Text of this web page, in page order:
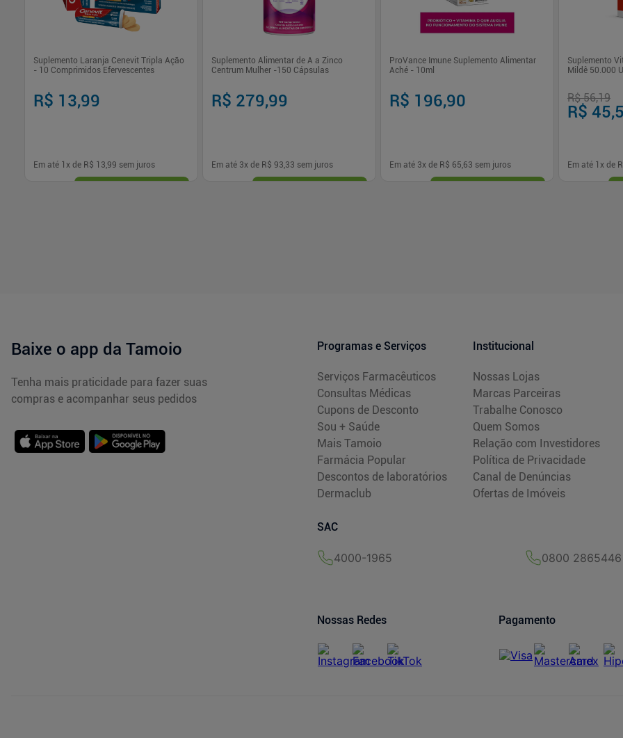
Suplemento Laranja Cenevit Tripla Ação
- 10 Comprimidos Efervescentes
R$ 13,99
Em até 1 x de R$ 13,99 sem juros
Suplemento Alimentar de A a Zinco
Centrum Mulher -150 Cápsulas
R$ 279,99
Em até 3x de R$ 93,33 sem juros
ProVance Imune Suplemento Alimentar
Aché - 10ml
R$ 196,90
Em até 3x de R$ 65,63 sem juros
Suplemento
Mildê 50.000
R$ 56,19
R$
Em até 1 x de
Baixe o app da Tamoio
Tenha mais praticidade para fazer suas
compras e acompanhar seus pedidos
Programas e Serviços
Serviços Farmacêuticos
Consultas Médicas
Cupons de Desconto
Sou + Saúde
Mais Tamoio
Farmácia Popular
Descontos de laboratórios
Dermaclub
Institucional
Nossas Lojas
Marcas Parceiras
Trabalhe Conosco
Quem Somos
Relação com Investidores
Política de Privacidade
Canal de Denúncias
Ofertas de Imóveis
SAC
4000-1965 0800 2865446
Nossas Redes Pagamento